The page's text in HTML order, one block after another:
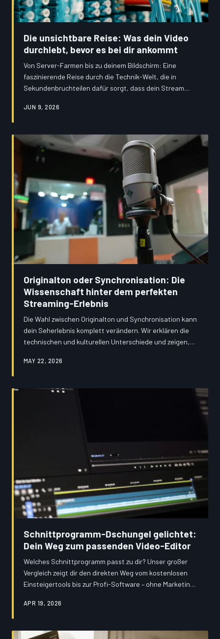
Die unsichtbare Reise: Was dein Video
durchlebt, bevor es bei dir ankommt
Von Server-Farmen bis zu deinem Bildschirm: Eine
faszinierende Reise durch die Technik-Welt, die in
Sekundenbruchteilen dafür sorgt, dass dein Stream
JUN 9, 2026
Originalton oder Synchronisation: Die
Wissenschaft hinter dem perfekten
Streaming-Erlebnis
Die Wahl zwischen Originalton und Synchronisation kann
dein Seherlebnis komplett verändern. Wir erklären die
technischen und kulturellen Unterschiede und zeigen,
MAY 22, 2026
Schnittprogramm-Dschungel gelichtet:
Dein Weg zum passenden Video-Editor
Welches Schnittprogramm passt zu dir? Unser großer
Vergleich zeigt dir den direkten Weg vom kostenlosen
Einsteigertools bis zur Profi-Software – ohne Marketing-
APR 19, 2026